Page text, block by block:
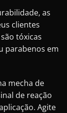
as
clientes
tóxicas
parabenos em
mecha de
de reação
Agite